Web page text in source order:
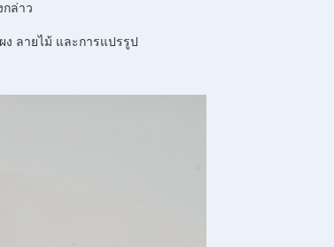
ล่าว
ลายไม้ และการแปรรูป